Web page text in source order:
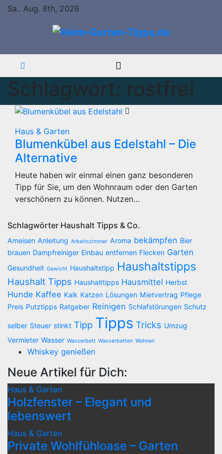
Springe
Sa.. Aug. 8th, 2026
Schlagwort: rostfrei
Haus & Garten
Blumenkübel aus Edelstahl – Die
Alternative
Heute haben wir einmal einen ganz besonderen
Tipp für Sie, um den Wohnraum oder den Garten
verschönern zu können. Nutzen…
Schlagwörter Haushalt Tipps & Co.
Ameisen Anleitung Arbeitszimmer Aroma bekämpfen Bier
brauen Dampfreiniger Einbau entfernen Flecken Garten
Gesundheit Gewicht Haushaltstipp Haushaltstipps
Haushalt Tipps Haushalttipps Hausmittel Herbst
Hunde Kaffee Kalk Katzen Lösungen Mietvertrag Pflege
Preis Putztipps Ratgeber Reinigen Schlafstörungen Schutz
selber Steuer stinkt Tipp Tipps Tricks Umzug
Vermieter Wasser Wasserbett Wasserbetten Wohnen
Whiskey genießen
Neue Artikel für Dich:
Haus & Garten
Holzfenster – Elegant und
lebenswert
Haus & Garten
Private Wohlfühloase – Garten